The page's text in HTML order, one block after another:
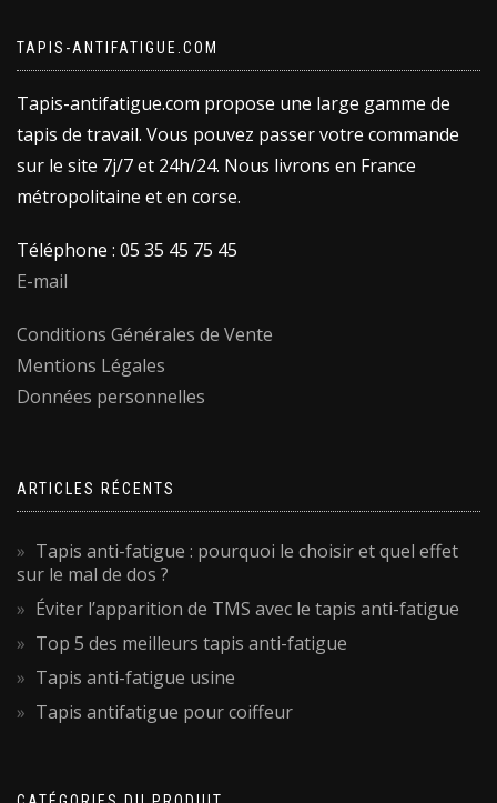
TAPIS-ANTIFATIGUE.COM
Tapis-antifatigue.com propose une large gamme de
tapis de travail. Vous pouvez passer votre commande
sur le site 7j/7 et 24h/24. Nous livrons en France
métropolitaine et en corse.
Téléphone : 05 35 45 75 45
E-mail
Conditions Générales de Vente
Mentions Légales
Données personnelles
ARTICLES RÉCENTS
Tapis anti-fatigue : pourquoi le choisir et quel effet
sur le mal de dos ?
Éviter l’apparition de TMS avec le tapis anti-fatigue
Top 5 des meilleurs tapis anti-fatigue
Tapis anti-fatigue usine
Tapis antifatigue pour coiffeur